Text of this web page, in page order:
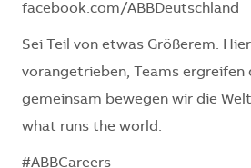
facebook.com/ABBDeutschland
Sei Teil von etwas Größerem.
vorangetrieben, Teams ergreifen
gemeinsam bewegen wir die
what runs the world.
#ABBCareers